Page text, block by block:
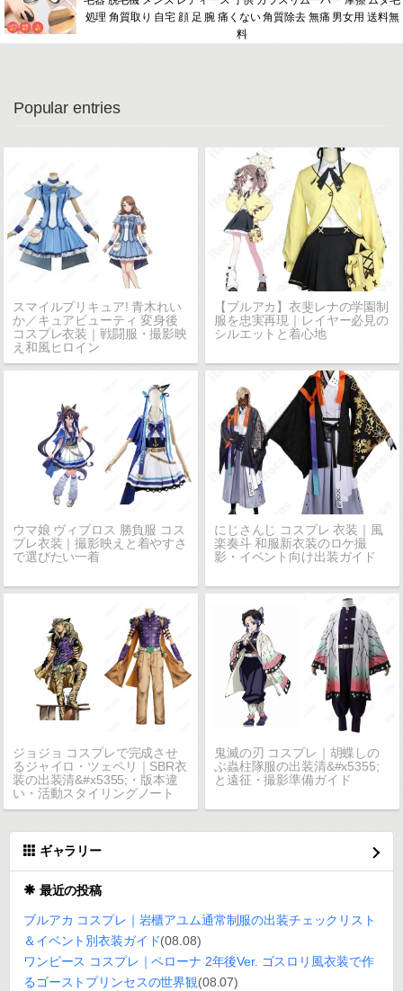
処理 角質取り 自宅 顔 足 腕 痛くない 角質除去 無痛 男女用 送料無
料
Popular entries
スマイルプリキュア! 青木れい
か／キュアビューティ 変身後
コスプレ衣装｜戦闘服・撮影映
え和風ヒロイン
【ブルアカ】衣斐レナの学園制
服を忠実再現｜レイヤー必見の
シルエットと着心地
ウマ娘 ヴィブロス 勝負服 コス
プレ衣装｜撮影映えと着やすさ
で選びたい一着
にじさんじ コスプレ 衣装｜風
楽奏斗 和服新衣装のロケ撮
影・イベント向け出装ガイド
ジョジョ コスプレで完成させ
るジャイロ・ツェペリ｜SBR衣
装の出装清&#x5355;・版本違
い・活動スタイリングノート
鬼滅の刃 コスプレ｜胡蝶しの
ぶ蟲柱隊服の出装清&#x5355;
と遠征・撮影準備ガイド
ギャラリー
最近の投稿
ブルアカ コスプレ｜岩櫃アユム通常制服の出装チェックリスト
＆イベント別衣装ガイド(08.08)
ワンピース コスプレ｜ペローナ 2年後Ver. ゴスロリ風衣装で作
るゴーストプリンセスの世界観(08.07)